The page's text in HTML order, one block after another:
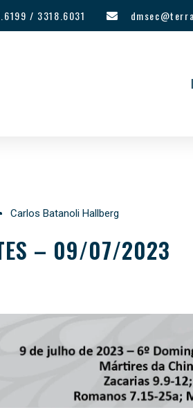
/ 3318.6031
Carlos Batanoli Hallberg
– 09/07/2023